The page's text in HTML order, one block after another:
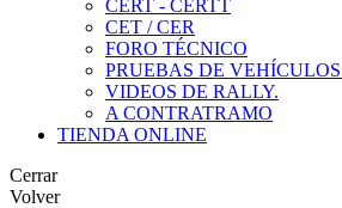
CERT - CERTT
CET / CER
FORO TÉCNICO
PRUEBAS DE
VIDEOS DE RALLY.
A CONTRATRAMO
TIENDA ONLINE
Cerrar
Volver